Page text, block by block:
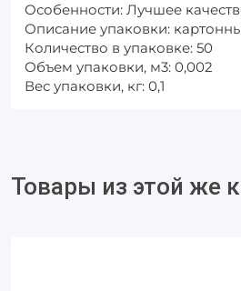
Особенности: Лучшее
Описание упаковки:
Количество в упаковке: 50
Объем упаковки, м3: 0,002
Вес упаковки, кг: 0,1
Товары из этой же